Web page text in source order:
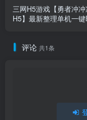
三网H5游戏【勇者冲冲
H5】最新整理单机一
客户端+详细搭建教程+
评论 共1条